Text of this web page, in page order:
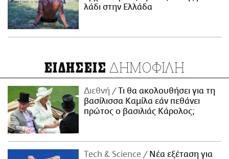
λάδι στην Ελλάδα
ΕΙΔΗΣΕΙΣ ΔΗΜΟΦΙΛΗ
Διεθνή
Τι θα ακολουθήσει για τη
βασίλισσα Καμίλα εάν πεθάνει
πρώτος ο βασιλιάς Κάρολος;
Τech & Science
Νέα εξέταση για